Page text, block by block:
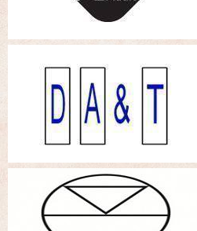
名展音響 最新Dolby ATMOS